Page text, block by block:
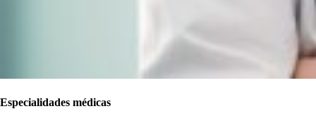
Especialidades médicas